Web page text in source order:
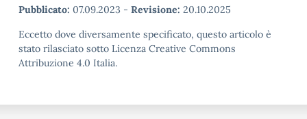
Pubblicato: 07.09.2023 - Revisione: 20.10.2025
Eccetto dove diversamente specificato, questo articolo è
stato rilasciato sotto Licenza Creative Commons
Attribuzione 4.0 Italia.